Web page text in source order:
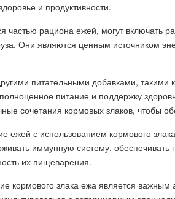
и продуктивности.
частью рациона ежей, могут включать
Они являются ценным источником
питательными добавками,
питание и поддержку
сочетания кормовых злаков, чтобы
ежей с использованием кормового
иммунную систему,
их пищеварения.
кормового злака ежа является